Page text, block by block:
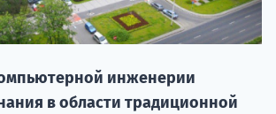
инженерии
в области традиционной
НАБОР